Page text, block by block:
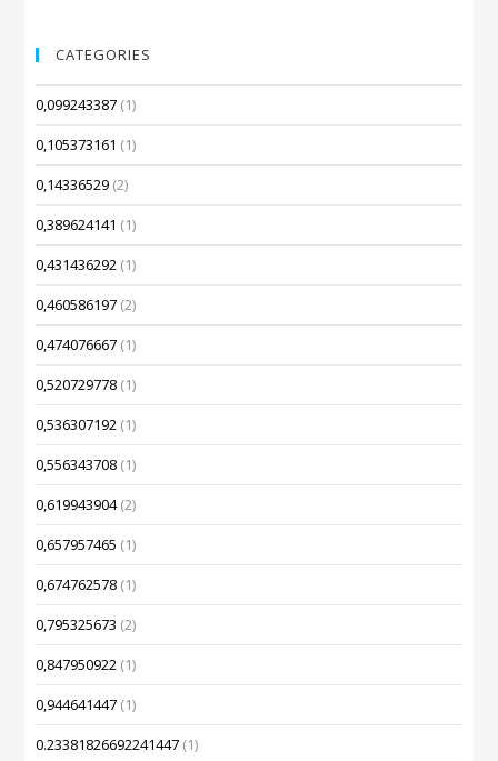
CATEGORIES
0,099243387 (1)
0,105373161 (1)
0,14336529 (2)
0,389624141 (1)
0,431436292 (1)
0,460586197 (2)
0,474076667 (1)
0,520729778 (1)
0,536307192 (1)
0,556343708 (1)
0,619943904(2)
0,657957465 (1)
0,674762578 (1)
0,795325673 (2)
0,847950922 (1)
0,944641447 (1)
0.23381826692241447 (1)